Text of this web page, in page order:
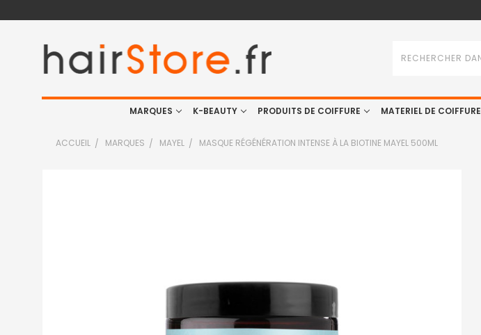
MARQUES K-BEAUTY PRODUITS DE COIFFURE MATERIEL DE COIFFURE
ACCUEIL MARQUES MAYEL MASQUE RÉGÉNÉRATION INTENSE À LA BIOTINE MAYEL 500ML